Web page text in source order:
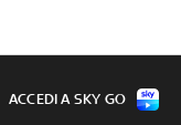
ACCEDI A SKY GO